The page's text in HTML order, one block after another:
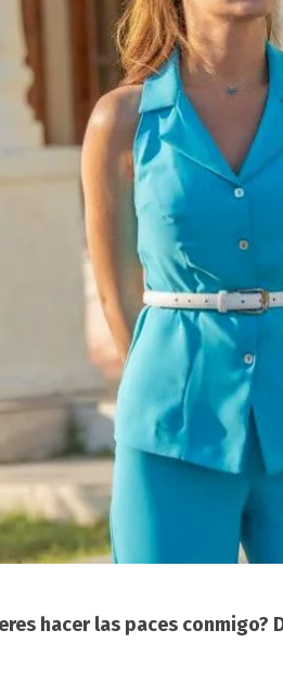
hacer las paces